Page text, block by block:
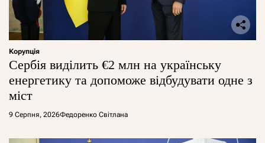
Корупція
Сербія виділить €2 млн на українську
енергетику та допоможе відбудувати одне з
міст
9 Серпня, 2026Федоренко Світлана